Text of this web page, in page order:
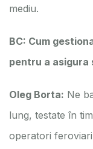
mediu.
BC: Cum
pentru a
Oleg Borta: Ne
lung, testate în
operatori